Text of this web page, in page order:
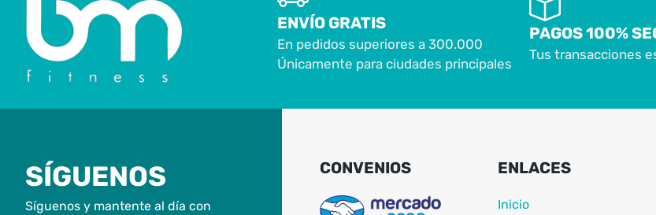
ENVÍO GRATIS
En pedidos superiores a 300.000
Únicamente para ciudades principales
PAGOS 100%
Tus transacciones
SÍGUENOS
Síguenos y mantente al día con
CONVENIOS ENLACES
Inicio